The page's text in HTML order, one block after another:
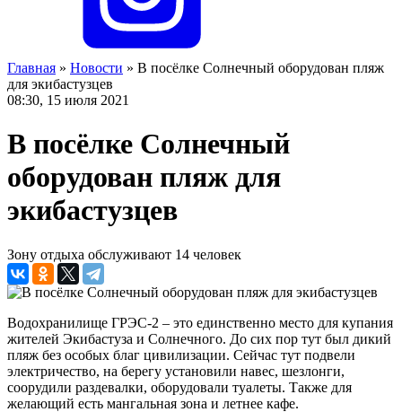
Главная » Новости » В посёлке Солнечный оборудован пляж
для экибастузцев
08:30, 15 июля 2021
В посёлке Солнечный
оборудован пляж для
экибастузцев
Зону отдыха обслуживают 14 человек
Водохранилище ГРЭС-2 – это единственно место для купания
жителей Экибастуза и Солнечного. До сих пор тут был дикий
пляж без особых благ цивилизации. Сейчас тут подвели
электричество, на берегу установили навес, шезлонги,
соорудили раздевалки, оборудовали туалеты. Также для
желающий есть мангальная зона и летнее кафе.